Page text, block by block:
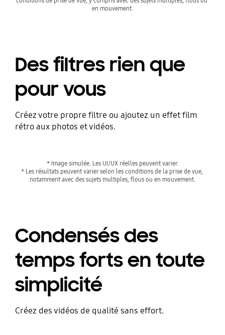
en mouvement.
Des filtres rien que
pour vous
Créez votre propre filtre ou ajoutez un effet film
rétro aux photos et vidéos.
* Image simulée. Les UI/UX réelles peuvent varier.
* Les résultats peuvent varier selon les conditions de la prise de vue,
notamment avec des sujets multiples, flous ou en mouvement.
Condensés des
temps forts en toute
simplicité
Créez des vidéos de qualité sans effort.